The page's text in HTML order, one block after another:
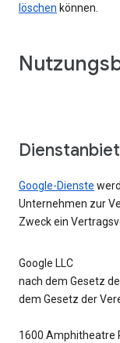
löschen können.
Google-Dienste
Unternehmen zur
Zweck ein
Google LLC
nach dem Gesetz
dem Gesetz der
1600 Amphitheatre